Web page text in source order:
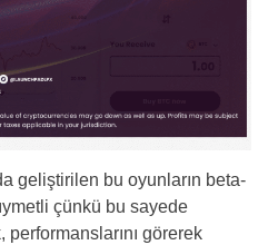
geliştirilen bu oyunların beta-
çünkü bu sayede
görerek